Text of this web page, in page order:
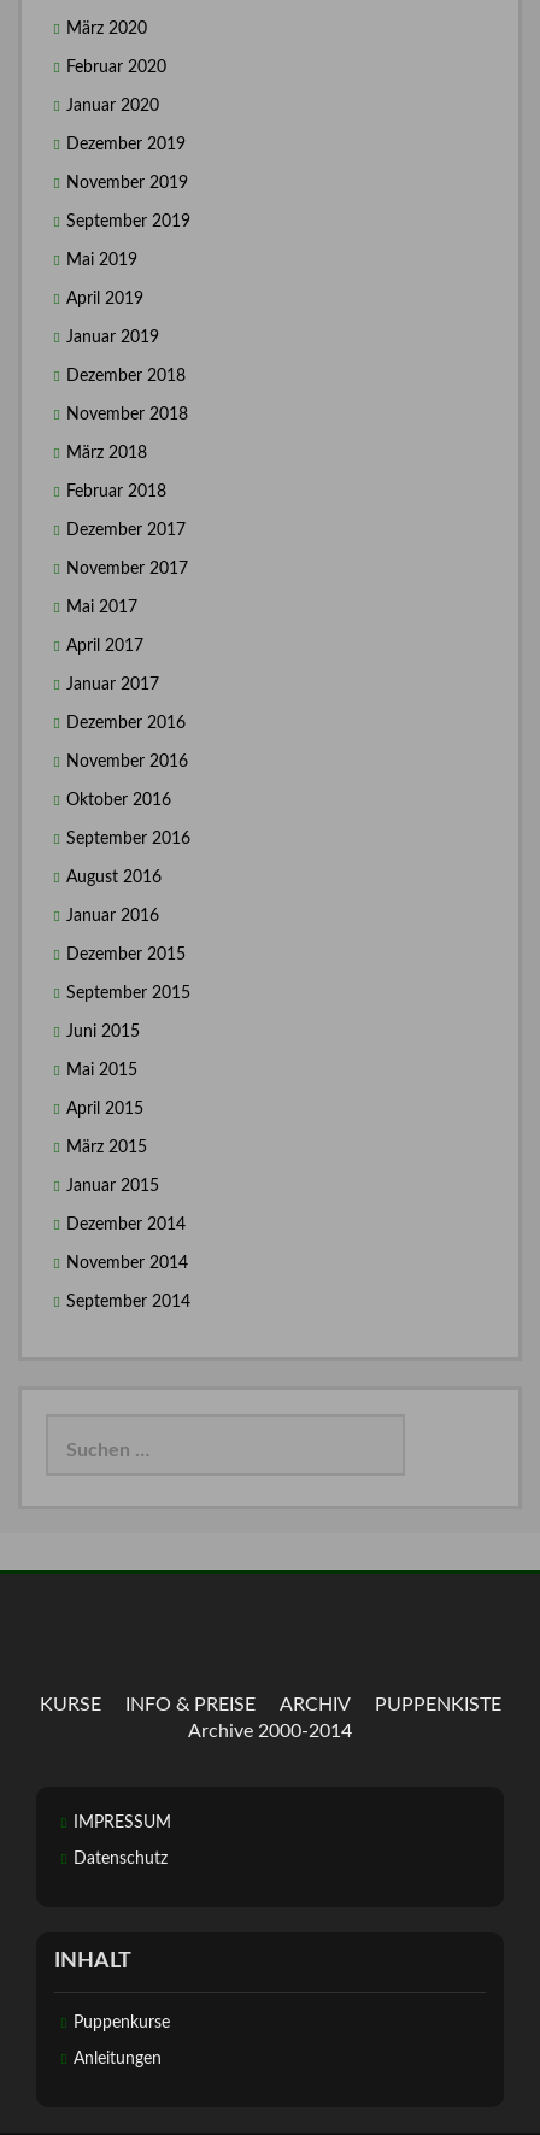
März 2020
Februar 2020
Januar 2020
Dezember 2019
November 2019
September 2019
Mai 2019
April 2019
Januar 2019
Dezember 2018
November 2018
März 2018
Februar 2018
Dezember 2017
November 2017
Mai 2017
April 2017
Januar 2017
Dezember 2016
November 2016
Oktober 2016
September 2016
August 2016
Januar 2016
Dezember 2015
September 2015
Juni 2015
Mai 2015
April 2015
März 2015
Januar 2015
Dezember 2014
November 2014
September 2014
KURSE INFO & PREISE ARCHIV
PUPPENKISTE
Archive 2000-2014
IMPRESSUM
Datenschutz
INHALT
Puppenkurse
Anleitungen